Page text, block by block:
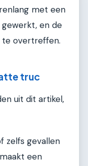
met een
en de
te overtreffen.
truc
uit dit artikel,
zelfs gevallen
een